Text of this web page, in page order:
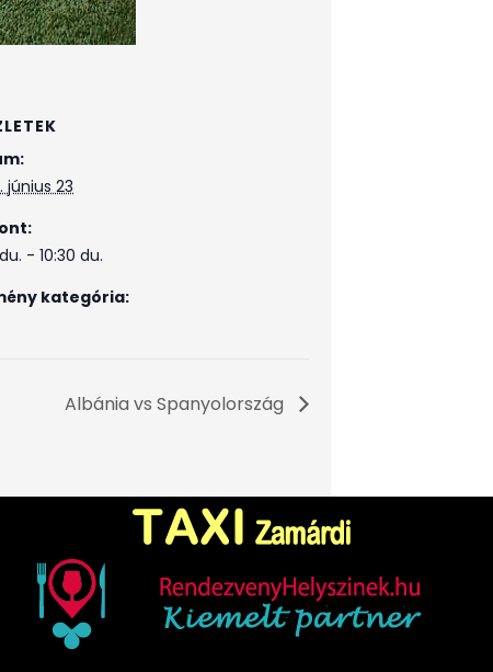
június 23
- 10:30 du.
kategória:
Albánia vs Spanyolország